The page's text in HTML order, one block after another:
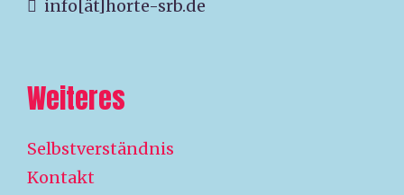
info[ät]horte-srb.de
Weiteres
Selbstverständnis
Kontakt